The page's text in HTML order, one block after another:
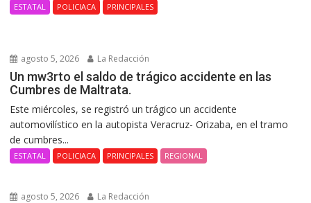
ESTATAL POLICIACA PRINCIPALES
agosto 5, 2026 La Redacción
Un mw3rto el saldo de trágico accidente en las
Cumbres de Maltrata.
Este miércoles, se registró un trágico un accidente
automovilístico en la autopista Veracruz- Orizaba, en el tramo
de cumbres...
ESTATAL POLICIACA PRINCIPALES REGIONAL
agosto 5, 2026 La Redacción